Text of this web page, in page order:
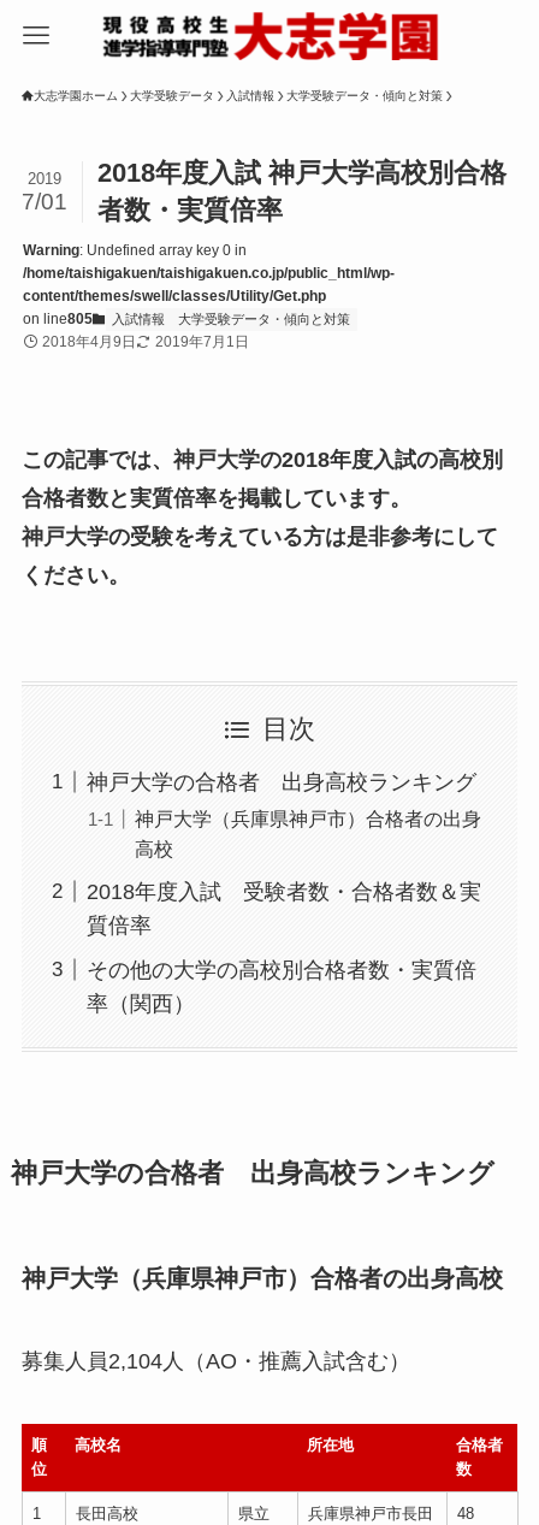
大志学園ホーム 大学受験データ 入試情報 大学受験データ・傾向と対策
2018年度入試 神戸大学高校別合格
者数・実質倍率
2019
7/01
Warning: Undefined array key 0 in
/home/taishigakuen/taishigakuen.co.jp/public_html/wp-
content/themes/swell/classes/Utility/Get.php
on line805 入試情報 大学受験データ・傾向と対策
2018年4月9日 2019年7月1日
この記事では、神戸大学の2018年度入試の高校別
合格者数と実質倍率を掲載しています。
神戸大学の受験を考えている方は是非参考にして
ください。
目次
神戸大学の合格者 出身高校ランキング
神戸大学（兵庫県神戸市）合格者の出身
高校
2018年度入試 受験者数・合格者数＆実
質倍率
その他の大学の高校別合格者数・実質倍
率（関西）
神戸大学の合格者 出身高校ランキング
神戸大学（兵庫県神戸市）合格者の出身高校
募集人員2,104人（AO・推薦入試含む）
順
位
高校名 所在地
合格者
数
1 長田高校 県立
兵庫県神戸市長田
48